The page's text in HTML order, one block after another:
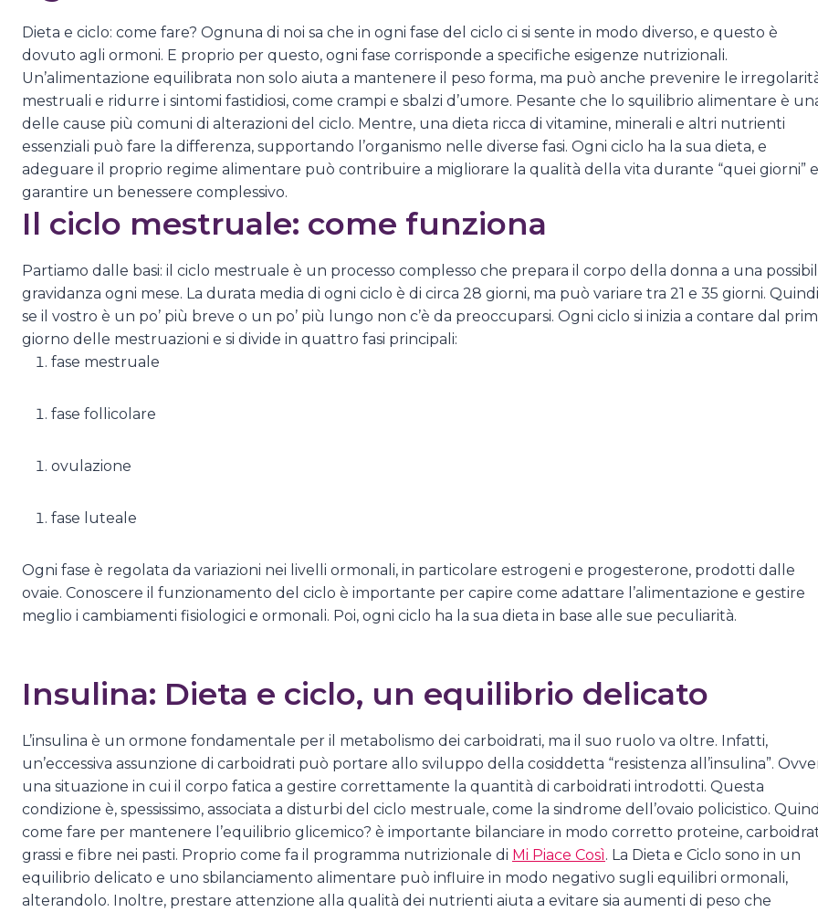
Dieta e ciclo: come fare? Ognuna di noi sa che in ogni fase del ciclo ci si sente in modo diverso, e questo è
dovuto agli ormoni. E proprio per questo, ogni fase corrisponde a specifiche esigenze nutrizionali.
Un’alimentazione equilibrata non solo aiuta a mantenere il peso forma, ma può anche prevenire le
mestruali e ridurre i sintomi fastidiosi, come crampi e sbalzi d’umore. Pesante che lo squilibrio alimentare è
delle cause più comuni di alterazioni del ciclo. Mentre, una dieta ricca di vitamine, minerali e altri nutrienti
essenziali può fare la differenza, supportando l’organismo nelle diverse fasi. Ogni ciclo ha la sua dieta, e
adeguare il proprio regime alimentare può contribuire a migliorare la qualità della vita durante “quei giorni” e
garantire un benessere complessivo.
Il ciclo mestruale: come funziona
Partiamo dalle basi: il ciclo mestruale è un processo complesso che prepara il corpo della donna a una
gravidanza ogni mese. La durata media di ogni ciclo è di circa 28 giorni, ma può variare tra 21 e 35 giorni.
se il vostro è un po’ più breve o un po’ più lungo non c’è da preoccuparsi. Ogni ciclo si inizia a contare dal
giorno delle mestruazioni e si divide in quattro fasi principali:
fase mestruale
fase follicolare
ovulazione
fase luteale
Ogni fase è regolata da variazioni nei livelli ormonali, in particolare estrogeni e progesterone, prodotti dalle
ovaie. Conoscere il funzionamento del ciclo è importante per capire come adattare l’alimentazione e gestire
meglio i cambiamenti fisiologici e ormonali. Poi, ogni ciclo ha la sua dieta in base alle sue peculiarità.
Insulina: Dieta e ciclo, un equilibrio delicato
L’insulina è un ormone fondamentale per il metabolismo dei carboidrati, ma il suo ruolo va oltre. Infatti,
un’eccessiva assunzione di carboidrati può portare allo sviluppo della cosiddetta “resistenza all’insulina”.
una situazione in cui il corpo fatica a gestire correttamente la quantità di carboidrati introdotti. Questa
condizione è, spessissimo, associata a disturbi del ciclo mestruale, come la sindrome dell’ovaio policistico.
come fare per mantenere l’equilibrio glicemico? è importante bilanciare in modo corretto proteine,
grassi e fibre nei pasti. Proprio come fa il programma nutrizionale di Mi Piace Così. La Dieta e Ciclo sono in un
equilibrio delicato e uno sbilanciamento alimentare può influire in modo negativo sugli equilibri ormonali,
alterandolo. Inoltre, prestare attenzione alla qualità dei nutrienti aiuta a evitare sia aumenti di peso che